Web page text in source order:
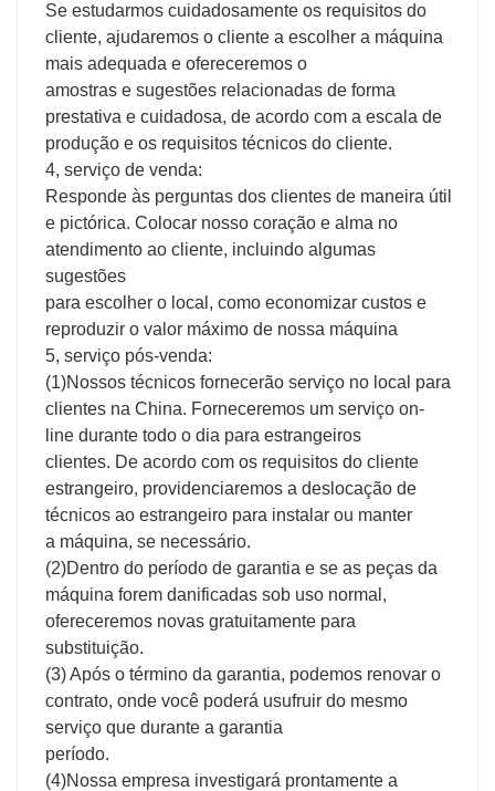
Se estudarmos cuidadosamente os requisitos do
cliente, ajudaremos o cliente a escolher a máquina
mais adequada e ofereceremos o
amostras e sugestões relacionadas de forma
prestativa e cuidadosa, de acordo com a escala de
produção e os requisitos técnicos do cliente.
4, serviço de venda:
Responde às perguntas dos clientes de maneira útil
e pictórica. Colocar nosso coração e alma no
atendimento ao cliente, incluindo algumas
sugestões
para escolher o local, como economizar custos e
reproduzir o valor máximo de nossa máquina
5, serviço pós-venda:
(1)Nossos técnicos fornecerão serviço no local para
clientes na China. Forneceremos um serviço on-
line durante todo o dia para estrangeiros
clientes. De acordo com os requisitos do cliente
estrangeiro, providenciaremos a deslocação de
técnicos ao estrangeiro para instalar ou manter
a máquina, se necessário.
(2)Dentro do período de garantia e se as peças da
máquina forem danificadas sob uso normal,
ofereceremos novas gratuitamente para
substituição.
(3) Após o término da garantia, podemos renovar o
contrato, onde você poderá usufruir do mesmo
serviço que durante a garantia
período.
(4)Nossa empresa investigará prontamente a